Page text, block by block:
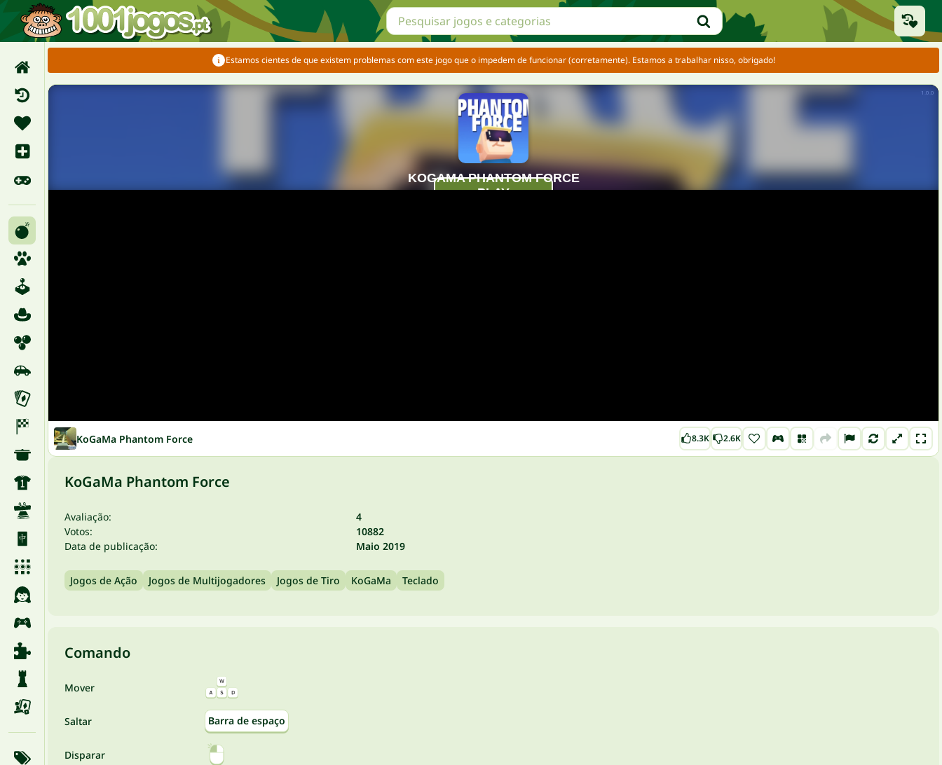
Estamos cientes de que existem problemas com este jogo que o impedem de funcionar (corretamente). Estamos a trabalhar nisso, obrigado!
KoGaMa Phantom Force 8.3K 2.6K
KoGaMa Phantom Force
Avaliação:
4
Votos:
10882
Data de publicação:
Maio 2019
Jogos de Ação Jogos de Multijogadores Jogos de Tiro KoGaMa Teclado
Comando
Mover
Saltar Barra de espaço
Disparar